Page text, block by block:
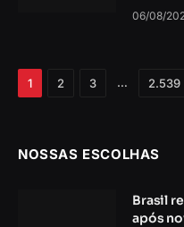
06/08/
1 2 3 … 2.539
NOSSAS ESCOLHAS
Brasil
após